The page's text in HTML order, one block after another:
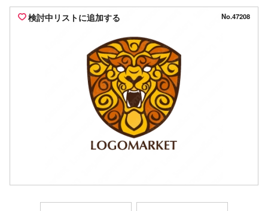
検討中リストに追加する No.47208